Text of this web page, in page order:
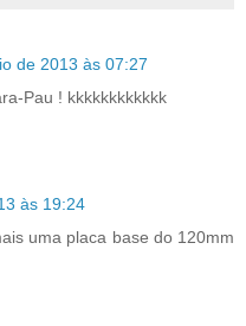
de 2013 às 07:27
Pau ! kkkkkkkkkkkk
às 19:24
uma placa base do 120mm